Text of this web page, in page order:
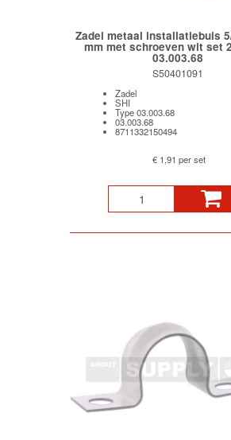
Zadel metaal installatiebuis
mm met schroeven wit set
03.003.68
S50401091
Zadel
SHI
Type 03.003.68
03.003.68
8711332150494
€ 1,91 per set